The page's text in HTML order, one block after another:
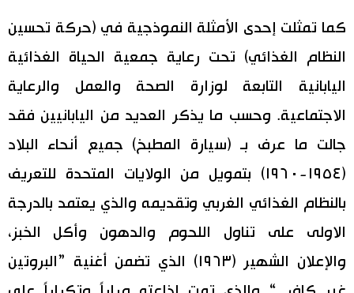
كما تمثلت إحدى الأمثلة النموذجية في (حركة تحسين
النظام الغذائي) تحت رعاية جمعية الحياة الغذائية
اليابانية التابعة لوزارة الصحة والعمل والرعاية
الاجتماعية. وحسب ما يذكر العديد من اليابانيين فقد
جالت ما عرف بـ (سيارة المطبخ) جميع أنحاء البلاد
(١٩٥٤-١٩٦٠) بتمويل من الولايات المتحدة للتعريف
بالنظام الغذائي الغربي وتقديمه والذي يعتمد بالدرجة
الاولى على تناول اللحوم والدهون وأكل الخبز،
والإعلان الشهير (١٩٦٣) الذي تضمن أغنية ”البروتين